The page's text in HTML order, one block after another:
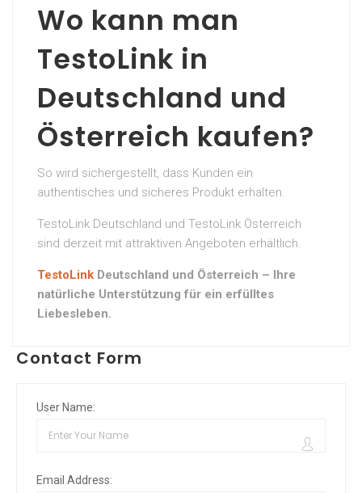
Wo kann man
TestoLink in
Deutschland und
Österreich kaufen?
So wird sichergestellt, dass Kunden ein
authentisches und sicheres Produkt erhalten.
TestoLink Deutschland und TestoLink Österreich
sind derzeit mit attraktiven Angeboten erhältlich.
TestoLink Deutschland und Österreich – Ihre
natürliche Unterstützung für ein erfülltes
Liebesleben.
Contact Form
User Name:
Email Address: